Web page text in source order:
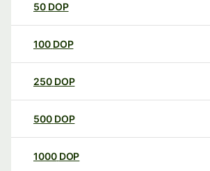
50 DOP
100 DOP
250 DOP
500 DOP
1000 DOP